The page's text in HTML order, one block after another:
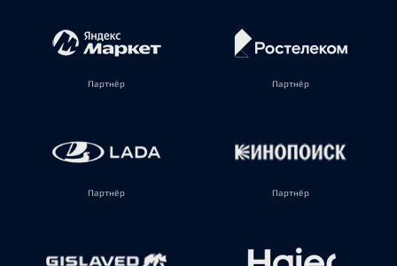
Партнёр Партнёр
Партнёр Партнёр